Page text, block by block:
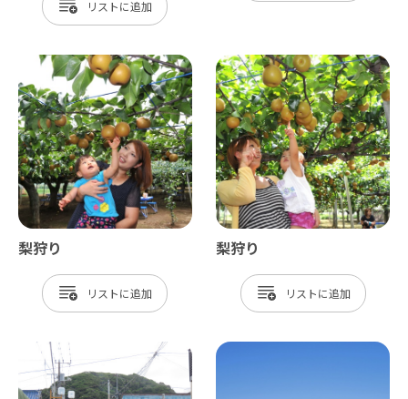
リスト
梨狩り
リスト
梨狩り
リスト